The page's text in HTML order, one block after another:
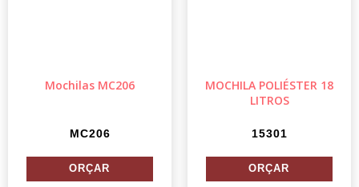
Mochilas MC206
MC206
MOCHILA POLIÉSTER 18
LITROS
15301